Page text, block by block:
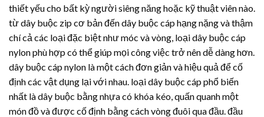
thiết yếu cho bất kỳ người siêng năng hoặc kỹ thuật viên nào.
từ dây buộc zip cơ bản đến dây buộc cáp hạng nặng và thậm
chí cả các loại đặc biệt như móc và vòng, loại dây buộc cáp
nylon phù hợp có thể giúp mọi công việc trở nên dễ dàng hơn.
dây buộc cáp nylon là một cách đơn giản và hiệu quả để cố
định các vật dụng lại với nhau. loại dây buộc cáp phổ biến
nhất là dây buộc bằng nhựa có khóa kéo, quấn quanh một
món đồ và được cố định bằng cách vòng đuôi qua đầu. đầu